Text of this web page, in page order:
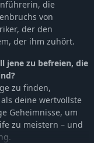
die
von
der den
der ihm zuhört.
jene zu befreien, die
zu finden,
deine wertvollste
Geheimnisse, um
zu meistern – und